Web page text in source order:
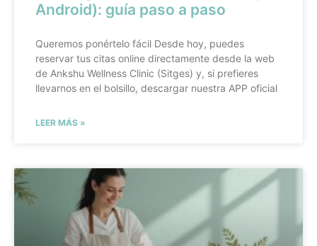
Android): guía paso a paso
Queremos ponértelo fácil Desde hoy, puedes
reservar tus citas online directamente desde la web
de Ankshu Wellness Clinic (Sitges) y, si prefieres
llevarnos en el bolsillo, descargar nuestra APP oficial
LEER MÁS »